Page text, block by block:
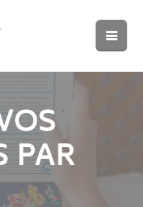
PAR